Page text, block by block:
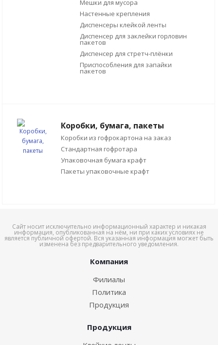
Мешки для мусора
Настенные крепления
Диспенсеры клейкой ленты
Диспенсер для заклейки горловин
пакетов
Диспенсер для стретч-плёнки
Приспособления для запайки
пакетов
Коробки, бумага, пакеты
Коробки из гофрокартона на заказ
Стандартная гофротара
Упаковочная бумага крафт
Пакеты упаковочные крафт
Сайт носит исключительно информационный характер и никакая
информация, опубликованная на нём, ни при каких условиях не
является публичной офертой. Вся указанная информация могжет быть
изменена без предварительного уведомления.
Компания
Филиалы
Политика
Продукция
Продукция